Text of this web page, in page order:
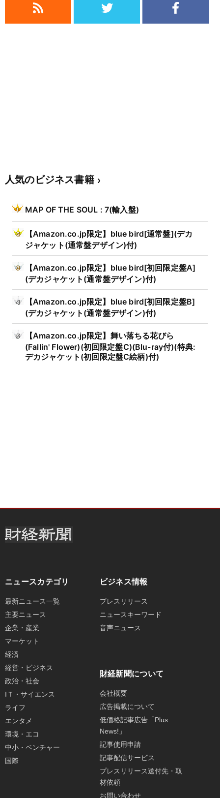
人気のビジネス書籍
MAP OF THE SOUL : 7(輸入盤)
【Amazon.co.jp限定】blue bird[通常盤](デカ
ジャケット(通常盤デザイン)付)
【Amazon.co.jp限定】blue bird[初回限定盤A]
(デカジャケット(通常盤デザイン)付)
【Amazon.co.jp限定】blue bird[初回限定盤B]
(デカジャケット(通常盤デザイン)付)
【Amazon.co.jp限定】舞い落ちる花びら
(Fallin' Flower)(初回限定盤C)(Blu-ray付)(特典:
デカジャケット(初回限定盤C絵柄)付)
ニュースカテゴリ
最新ニュース一覧
主要ニュース
企業・産業
マーケット
経済
経営・ビジネス
政治・社会
IＴ・サイエンス
ライフ
エンタメ
環境・エコ
中小・ベンチャー
国際
ビジネス情報
プレスリリース
ニュースキーワード
音声ニュース
財経新聞について
会社概要
広告掲載について
低価格記事広告「Plus
News!」
記事使用申請
記事配信サービス
プレスリリース送付先・取
材依頼
お問い合わせ